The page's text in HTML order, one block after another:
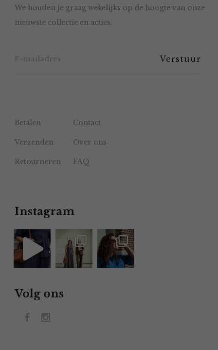
We houden je graag wekelijks op de hoogte van onze
nieuwste collectie en acties.
Betalen Contact
Verzenden Over ons
Retourneren FAQ
Instagram
Volg ons